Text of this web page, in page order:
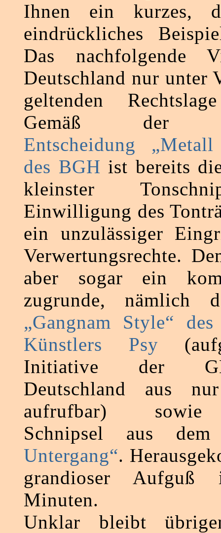
Ihnen ein kurzes,
eindrückliches
Das nachfolgende
Deutschland nur unter
geltenden
Gemäß
Entscheidung
des BGH ist bereits
kleinster
Einwilligung des
ein unzulässiger
Verwertungsrechte.
aber sogar ein
zugrunde, nämlich
„Gangnam Style“ des
Künstlers Psy
Initiative der
Deutschland aus
aufrufbar) sowie
Schnipsel aus
Untergang“.
grandioser
Minuten.
Unklar bleibt